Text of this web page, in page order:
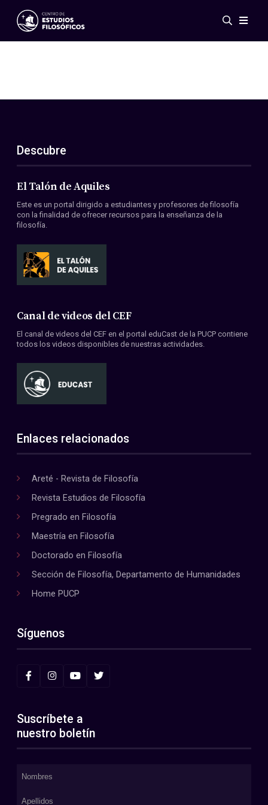
Eventos
ES
EN
Acerca de nosotros
Miembros
Convenios
Descubre
El Talón de Aquiles
Este es un portal dirigido a estudiantes y profesores de filosofía
con la finalidad de ofrecer recursos para la enseñanza de la
filosofía.
Canal de videos del CEF
El canal de videos del CEF en el portal eduCast de la PUCP contiene
todos los videos disponibles de nuestras actividades.
Enlaces relacionados
Areté - Revista de Filosofía
Revista Estudios de Filosofía
Pregrado en Filosofía
Maestría en Filosofía
Doctorado en Filosofía
Sección de Filosofía, Departamento de Humanidades
Home PUCP
Síguenos
Suscríbete a
nuestro boletín